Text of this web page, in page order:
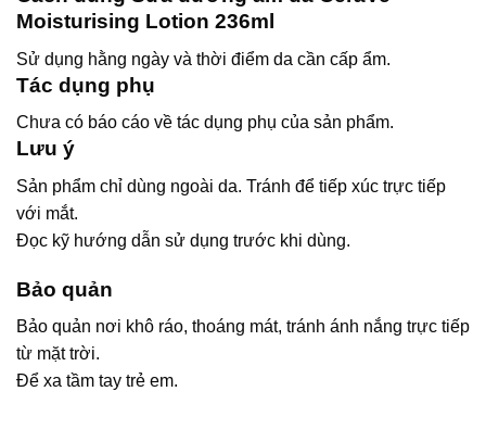
Moisturising Lotion 236ml
Sử dụng hằng ngày và thời điểm da cần cấp ẩm.
Tác dụng phụ
Chưa có báo cáo về tác dụng phụ của sản phẩm.
Lưu ý
Sản phẩm chỉ dùng ngoài da. Tránh để tiếp xúc trực tiếp
với mắt.
Đọc kỹ hướng dẫn sử dụng trước khi dùng.
Bảo quản
Bảo quản nơi khô ráo, thoáng mát, tránh ánh nắng trực tiếp
từ mặt trời.
Để xa tầm tay trẻ em.